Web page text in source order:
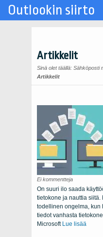
Artikkelit
Sinä olet täällä: Sähköposti
Artikkelit
Ei kommenttejasiitä
siirtää
uuteen
On suuri ilo saada
tietokone ja nauttia siitä.
todellinen ongelma, kun
tiedot vanhasta
Microsoft Lue lisää
Outlookin siirto